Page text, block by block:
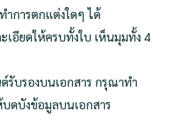
ำการตกแต่งใดๆ ได้
เอียดให้ครบทั้งใบ เห็นมุมทั้ง 4
รับรองบนเอกสาร กรุณาทำ
บดบังข้อมูลบนเอกสาร